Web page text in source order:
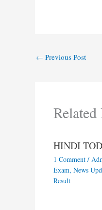
← Previous Post
Related
HINDI
1 Comment /
Exam, News
Result